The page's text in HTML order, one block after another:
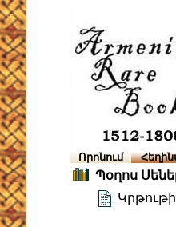
Որոնում
Պօղոս